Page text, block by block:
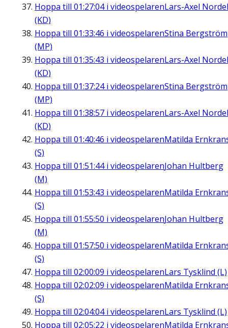
Hoppa till 01:27:04i videospelarenLars-Axel
(KD)
Hoppa till 01:33:46 i videospelarenStina Bergström
(MP)
Hoppa till 01:35:43 i videospelarenLars-Axel
(KD)
Hoppa till 01:37:24i videospelarenStina Bergström
(MP)
Hoppa till 01:38:57 i videospelarenLars-Axel
(KD)
Hoppa till 01:40:46 i videospelarenMatilda
(S)
Hoppa till 01:51:44i videospelarenJohan Hultberg
(M)
Hoppa till 01:53:43 i videospelarenMatilda
(S)
Hoppa till 01:55:50 i videospelarenJohan Hultberg
(M)
Hoppa till 01:57:50 i videospelarenMatilda
(S)
Hoppa till 02:00:09 i videospelarenLars Tysklind (L)
Hoppa till 02:02:09 i videospelarenMatilda
(S)
Hoppa till 02:04:04i videospelarenLars Tysklind (L)
Hoppa till 02:05:22 i videospelarenMatilda